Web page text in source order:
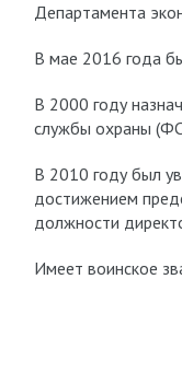
Департамента
В мае 2016 года
В 2000 году
службы охраны
В 2010 году был
достижением
должности
Имеет воинское